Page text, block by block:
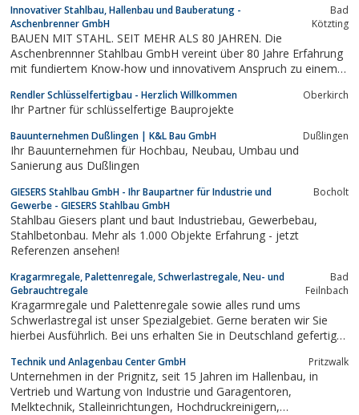
Innovativer Stahlbau, Hallenbau und Bauberatung -
Aschenbrenner GmbH
Bad
Kötzting
BAUEN MIT STAHL. SEIT MEHR ALS 80 JAHREN. Die
Aschenbrennner Stahlbau GmbH vereint über 80 Jahre Erfahrung
mit fundiertem Know-how und innovativem Anspruch zu einem
Rendler Schlüsselfertigbau - Herzlich Willkommen Oberkirch
Ihr Partner für schlüsselfertige Bauprojekte
Bauunternehmen Dußlingen | K&L Bau GmbH Dußlingen
Ihr Bauunternehmen für Hochbau, Neubau, Umbau und
Sanierung aus Dußlingen
GIESERS Stahlbau GmbH - Ihr Baupartner für Industrie und
Gewerbe - GIESERS Stahlbau GmbH
Bocholt
Stahlbau Giesers plant und baut Industriebau, Gewerbebau,
Stahlbetonbau. Mehr als 1.000 Objekte Erfahrung - jetzt
Referenzen ansehen!
Kragarmregale, Palettenregale, Schwerlastregale, Neu- und
Gebrauchtregale
Bad
Feilnbach
Kragarmregale und Palettenregale sowie alles rund ums
Schwerlastregal ist unser Spezialgebiet. Gerne beraten wir Sie
hierbei Ausführlich. Bei uns erhalten Sie in Deutschland gefertigte
attraktiven Angeboten.
Technik und Anlagenbau Center GmbH Pritzwalk
Unternehmen in der Prignitz, seit 15 Jahren im Hallenbau, in
Vertrieb und Wartung von Industrie und Garagentoren,
Melktechnik, Stalleinrichtungen, Hochdruckreinigern,